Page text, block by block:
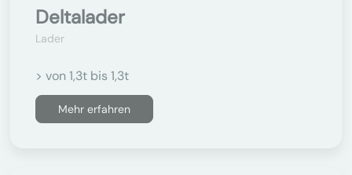
Deltalader
Lader
> von 1,3t bis 1,3t
Mehr erfahren